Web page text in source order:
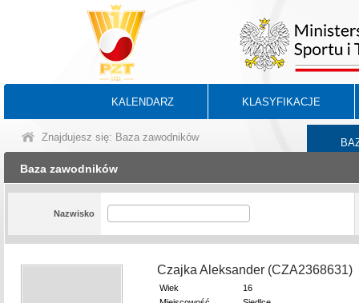
KALENDARZ KLASYFIKACJE
Znajdujesz się: Baza zawodników
Baza zawodników
Nazwisko
Czajka Aleksander (CZA2368631)
Wiek
16